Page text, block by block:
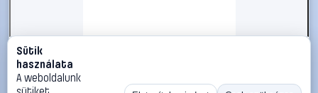
#2696596
KS Tools 9637697 963.7697 Ütős csavarkulcs
Kulcsszélesség (coll) 1 13/16
Sütik
használata
A weboldalunk